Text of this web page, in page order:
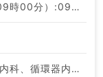
日当直（09時00分～翌09時00分）:09:00〜09:00
神経内科、精神科、一般内科、循環器内科、呼吸器内科、消化器内科、内分泌・代謝内科、腎臓内科、老年内科、科目不問